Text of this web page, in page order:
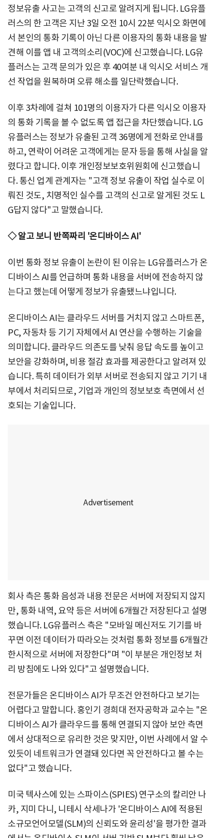
정보유출 사고는 고객의 신고로 알려지게 됩니다. LG유플
러스의 한 고객은 지난 3일 오전 10시 22분 익시오 화면에
서 본인의 통화 기록이 아닌 다른 이용자의 통화 내용을 발
견해 이를 앱 내 고객의소리(VOC)에 신고했습니다. LG유
플러스는 고객 문의가 있은 후 40여분 내 익시오 서비스 개
선 작업을 원복하며 오류 해소를 일단락했습니다.
이후 3차례에 걸쳐 101명의 이용자가 다른 익시오 이용자
의 통화 기록을 볼 수 없도록 앱 접근을 차단했습니다. LG
유플러스는 정보가 유출된 고객 36명에게 전화로 안내를
하고, 연락이 어려운 고객에게는 문자 등을 통해 사실을 알
렸다고 합니다. 이후 개인정보보호위원회에 신고했습니
다. 통신 업계 관계자는 "고객 정보 유출이 작업 실수로 이
뤄진 것도, 치명적인 실수를 고객의 신고로 알게된 것도 L
G답지 않다"고 말했습니다.
◇ 알고 보니 반쪽짜리 '온디바이스 AI'
이번 통화 정보 유출이 논란이 된 이유는 LG유플러스가 온
디바이스 AI를 언급하며 통화 내용을 서버에 전송하지 않
는다고 했는데 어떻게 정보가 유출됐느냐입니다.
온디바이스 AI는 클라우드 서버를 거치지 않고 스마트폰,
PC, 자동차 등 기기 자체에서 AI 연산을 수행하는 기술을
의미합니다. 클라우드 의존도를 낮춰 응답 속도를 높이고
보안을 강화하며, 비용 절감 효과를 제공한다고 알려져 있
습니다. 특히 데이터가 외부 서버로 전송되지 않고 기기 내
부에서 처리되므로, 기업과 개인의 정보보호 측면에서 선
호되는 기술입니다.
회사 측은 통화 음성과 내용 전문은 서버에 저장되지 않지
만, 통화 내역, 요약 등은 서버에 6개월간 저장된다고 설명
했습니다. LG유플러스 측은 "모바일 메신저도 기기를 바
꾸면 이전 데이터가 따라오는 것처럼 통화 정보를 6개월간
한시적으로 서버에 저장한다"며 "이 부분은 개인정보 처
리 방침에도 나와 있다"고 설명했습니다.
전문가들은 온디바이스 AI가 무조건 안전하다고 보기는
어렵다고 말합니다. 홍인기 경희대 전자공학과 교수는 "온
디바이스 AI가 클라우드를 통해 연결되지 않아 보안 측면
에서 상대적으로 유리한 것은 맞지만, 이번 사례에서 알 수
있듯이 네트워크가 연결돼 있다면 꼭 안전하다고 볼 수는
없다"고 했습니다.
미국 텍사스에 있는 스파이스(SPIES) 연구소의 칼리안 나
카, 지미 다니, 니테시 삭세나가 '온디바이스 AI에 적용된
소규모언어모델(SLM)의 신뢰도와 윤리성'을 평가한 결과